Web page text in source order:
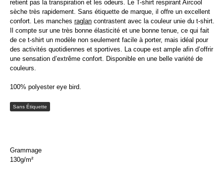
retient pas la transpiration et les odeurs. Le T-shirt respirant Aircool
sèche très rapidement. Sans étiquette de marque, il offre un excellent
confort. Les manches raglan contrastent avec la couleur unie du t-shirt.
Il compte sur une très bonne élasticité et une bonne tenue, ce qui fait
de ce t-shirt un modèle non seulement facile à porter, mais idéal pour
des activités quotidiennes et sportives. La coupe est ample afin d’offrir
une sensation d’extrême confort. Disponible en une belle variété de
couleurs.
100% polyester eye bird.
Sans Étiquette
Grammage
130g/m²